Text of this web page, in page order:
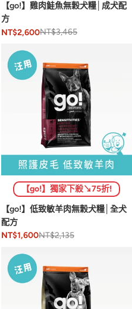
【go!】雞肉鮭魚無穀犬糧│成犬配
方
NT$2,600NT$3,465
【go!】獨家下殺↘75折!
【go!】低致敏羊肉無穀犬糧│全犬
配方
NT$1,600NT$2,135